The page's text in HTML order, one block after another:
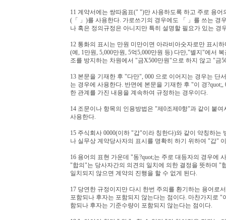
11 계약서에는 쌍따옴표(" ")만 사용하도록 하고 주로 용
(「 」)를 사용한다. 가로쓰기의 경우에도 「 」를 쓰는 경
나 혹은 정의규정은 아니지만 특히 설명할 필요가 있는 경
12 통화의 표시는 만원 미만이면 아라비아숫자로만 표시
(예, 1만원, 5,000만원, 5억5,000만원 등) 다만,"별지"에서
조를 방지하는 차원에서 "금X500만원"으로 하지 않고 "금
13 본문을 기재한 후 "다만", 000 으로 이어지는 경우는
는 경우에 사용한다. 반면에 본문을 기재한 후 "이 경
한 관계를 가진 내용을 계속하여 규정하는 경우이다.
14 조문이나 항목의 인용방법은 "제0조제0항"과 같이 붙
사용한다.
15 주식회사 0000(이하 "갑"이라 칭한다)와 같이 약칭하
나 실무상 계약당사자의 표시를 명확히 하기 위하여 "갑"
16 용어의 표현 가운데 "동?quot;는 주로 대등자의 경우에
"합의"는 당사자간의 의견의 일치에 의한 결정을 뜻하며 "
일치되지 않으면 계약의 진행을 할 수 없게 된다.
17 당연한 규정이지만 다시 한번 주의를 환기하는 용어
포함되나 후자는 포함되지 않는다는 점이다. 마찬가지로
함되나 후자는 기준수량이 포함되지 않는다는 점이다.